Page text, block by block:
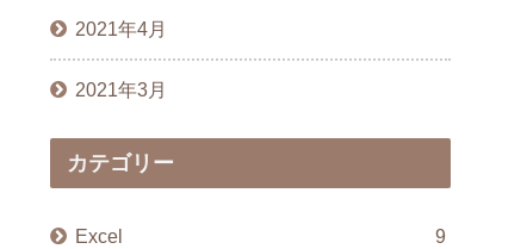
2021年4月
2021年3月
カテゴリー
Excel 9